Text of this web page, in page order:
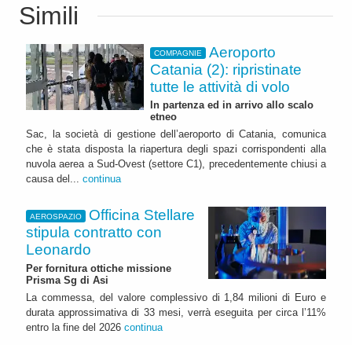
Simili
COMPAGNIE
Aeroporto
Catania (2): ripristinate
tutte le attività di volo
In partenza ed in arrivo allo scalo
etneo
Sac, la società di gestione dell’aeroporto di Catania, comunica
che è stata disposta la riapertura degli spazi corrispondenti alla
nuvola aerea a Sud-Ovest (settore C1), precedentemente chiusi a
causa del... continua
AEROSPAZIO
Officina Stellare
stipula contratto con
Leonardo
Per fornitura ottiche missione
Prisma Sg di Asi
La commessa, del valore complessivo di 1,84 milioni di Euro e
durata approssimativa di 33 mesi, verrà eseguita per circa l’11%
entro la fine del 2026 continua